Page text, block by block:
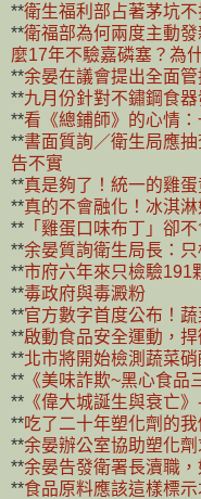
**衛生福利部占著茅坑
**衛福部為何兩度主動
麼17年不驗嘉磷塞？為
**余晏在議會提出全面
**九月份針對不鏽鋼食
**看《總鋪師》的心情
**書面質詢／衛生局應
告不實
**真是夠了！統一的雞
**真的不會融化！冰淇
** 「雞蛋口味布丁」卻
**余晏質詢衛生局長：
**市府六年來只檢驗191
**毒政府與毒澱粉
**官方數字首度公布！
**啟動食品安全運動，
**北市將開始檢測蔬菜
** 《美味詐欺~黑心食品
** 《偉大城誕生與衰亡
**吃了二十年塑化劑的
**余晏辦公室協助塑化劑
**余晏告發衛署長瀆職
**食品原料應該這樣標示